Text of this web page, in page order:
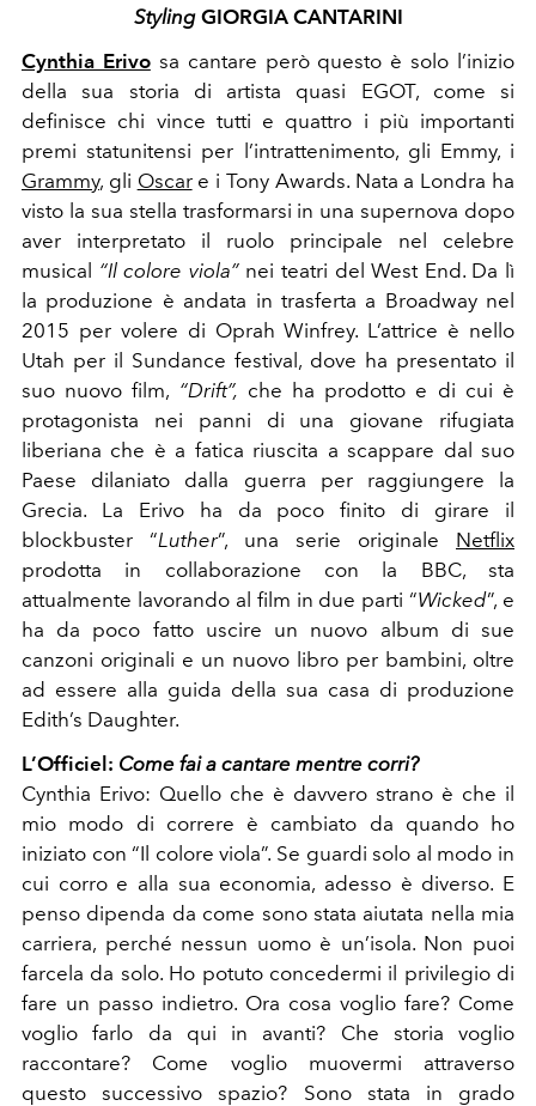
Styling GIORGIA CANTARINI
Cynthia Erivosa cantare però questo è solo l’inizio
della sua storia di artista quasi EGOT, come si
definisce chi vince tutti e quattro i più importanti
premi statunitensi per l’intrattenimento, gli Emmy, i
Grammy, gli Oscare i Tony Awards. Nata a Londra ha
visto la sua stella trasformarsi in una supernova dopo
aver interpretato il ruolo principale nel celebre
musical “Il colore viola”nei teatri del West End. Da lì
la produzione è andata in trasferta a Broadway nel
2015 per volere di Oprah Winfrey. L’attrice è nello
Utah per il Sundance festival, dove ha presentato il
suo nuovo film, “Drift”, che ha prodotto e di cui è
protagonista nei panni di una giovane rifugiata
liberiana che è a fatica riuscita a scappare dal suo
Paese dilaniato dalla guerra per raggiungere la
Grecia. La Erivo ha da poco finito di girare il
blockbuster “Luther”, una serie originale Netflix
prodotta in collaborazione con la BBC, sta
attualmente lavorando al film in due parti “Wicked”, e
ha da poco fatto uscire un nuovo album di sue
canzoni originali e un nuovo libro per bambini, oltre
ad essere alla guida della sua casa di produzione
Edith’s Daughter.
L’Officiel: Come fai a cantare mentre corri?
Cynthia Erivo: Quello che è davvero strano è che il
mio modo di correre è cambiato da quando ho
iniziato con “Il colore viola”. Se guardi solo al modo in
cui corro e alla sua economia, adesso è diverso. E
penso dipenda da come sono stata aiutata nella mia
carriera, perché nessun uomo è un’isola. Non puoi
farcela da solo. Ho potuto concedermi il privilegio di
fare un passo indietro. Ora cosa voglio fare? Come
voglio farlo da qui in avanti? Che storia voglio
raccontare? Come voglio muovermi attraverso
questo successivo spazio? Sono stata in grado